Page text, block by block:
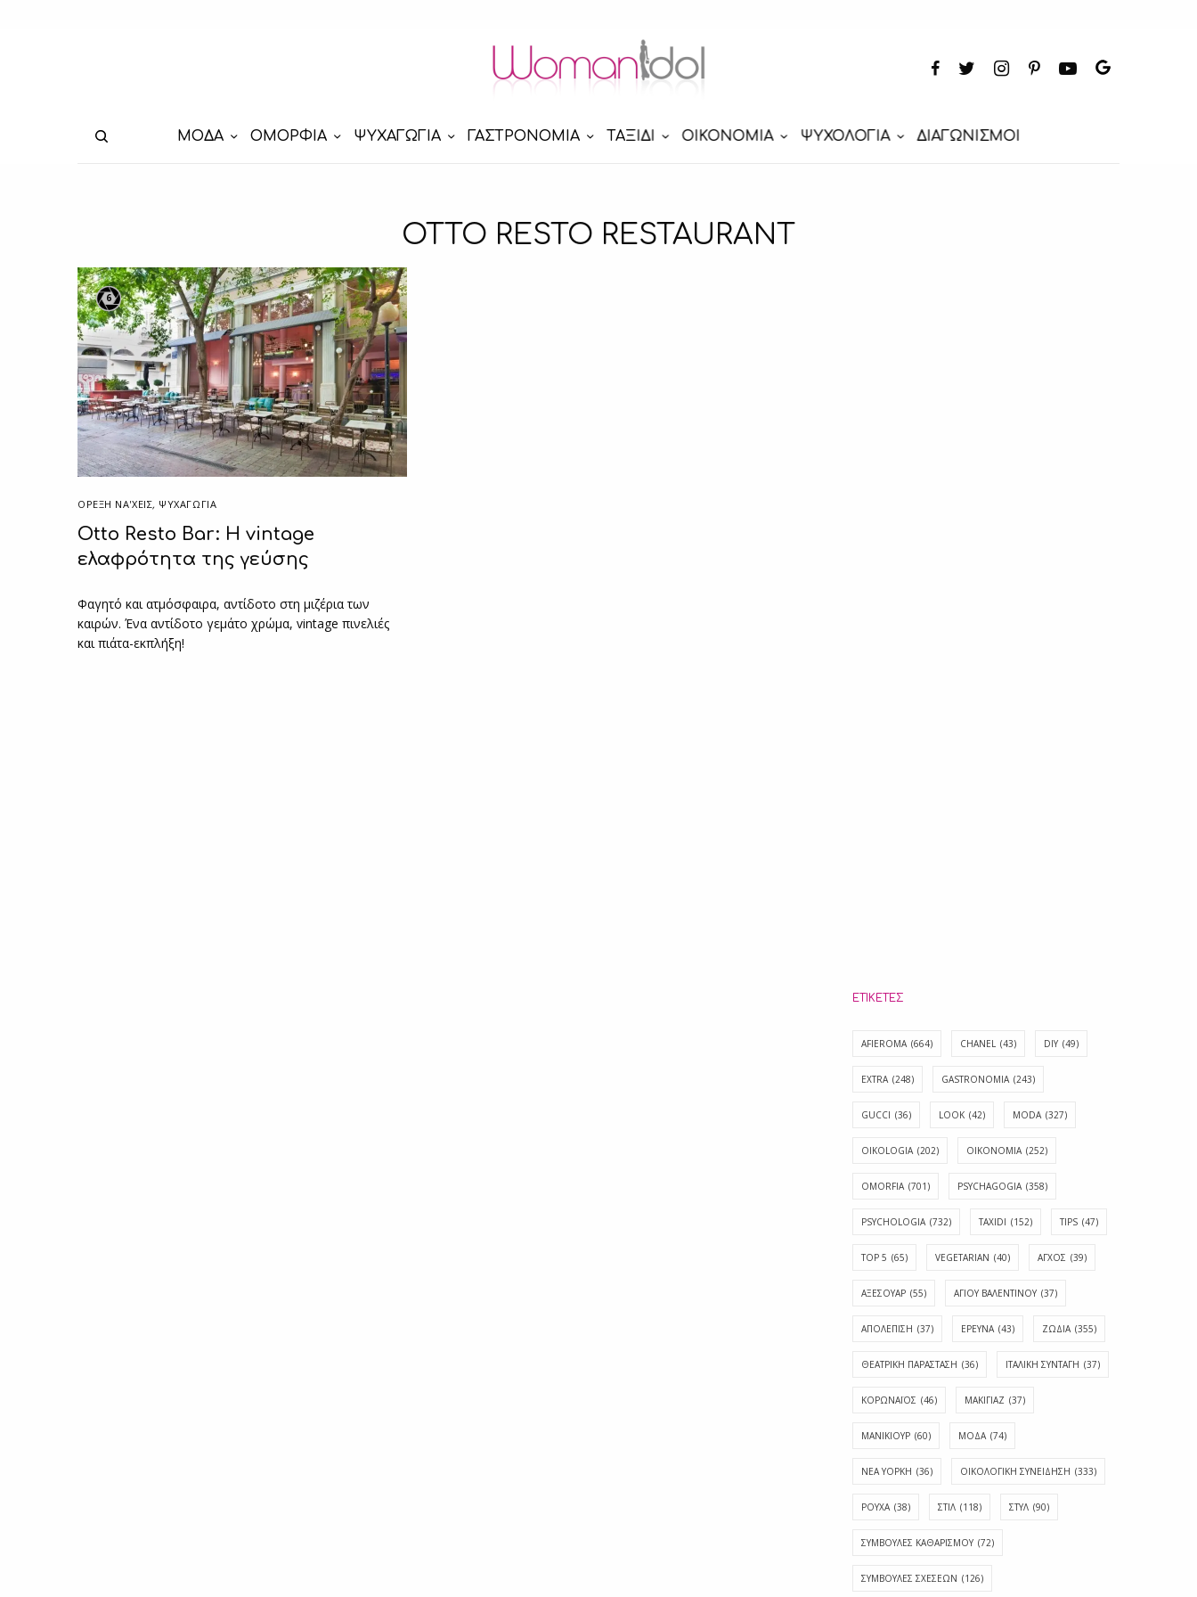
ΜΟΔΑ ΟΜΟΡΦΙΑ ΨΥΧΑΓΩΓΙΑ ΓΑΣΤΡΟΝΟΜΙΑ ΤΑΞΙΔΙ ΟΙΚΟΝΟΜΙΑ ΨΥΧΟΛΟΓΙΑ ΔΙΑΓΩΝΙΣΜΟΙ
OTTO RESTO RESTAURANT
6
ΌΡΕΞΗ ΝΑ'ΧΕΙΣ, ΨΥΧΑΓΩΓΙΑ
Otto Resto Bar: Η vintage
ελαφρότητα της γεύσης
Φαγητό και ατμόσφαιρα, αντίδοτο στη μιζέρια των
καιρών. Ένα αντίδοτο γεμάτο χρώμα, vintage πινελιές
και πιάτα-εκπλήξη!
ΕΤΙΚΈΤΕΣ
AFIEROMA (664) CHANEL (43) DIY (49)
EXTRA (248) GASTRONOMIA (243)
GUCCI (36) LOOK (42) MODA (327)
OIKOLOGIA (202) OIKONOMIA (252)
OMORFIA (701) PSYCHAGOGIA (358)
PSYCHOLOGIA (732) TAXIDI (152) TIPS (47)
TOP 5 (65) VEGETARIAN (40) ΑΓΧΟΣ (39)
ΑΞΕΣΟΥΑΡ (55) ΑΓΊΟΥ ΒΑΛΕΝΤΊΝΟΥ (37)
ΑΠΟΛΈΠΙΣΗ (37) ΕΡΕΥΝΑ (43) ΖΩΔΙΑ (355)
ΘΕΑΤΡΙΚΗ ΠΑΡΑΣΤΑΣΗ (36) ΙΤΑΛΙΚΗ ΣΥΝΤΑΓΗ (37)
ΚΟΡΩΝΑΪΟΣ (46) ΜΑΚΙΓΙΑΖ (37)
ΜΑΝΙΚΙΟΥΡ (60) ΜΟΔΑ (74)
ΝΕΑ ΥΟΡΚΗ (36) ΟΙΚΟΛΟΓΙΚΗ ΣΥΝΕΙΔΗΣΗ (333)
ΡΟΥΧΑ (38) ΣΤΙΛ (118) ΣΤΥΛ (90)
ΣΥΜΒΟΥΛΕΣ ΚΑΘΑΡΙΣΜΟΥ (72)
ΣΥΜΒΟΥΛΕΣ ΣΧΕΣΕΩΝ (126)